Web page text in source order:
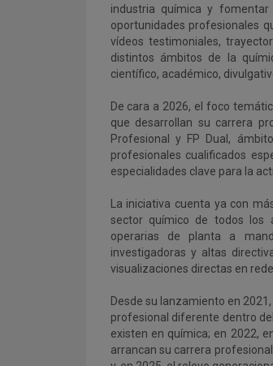
industria química y
oportunidades profesionales
vídeos testimoniales,
distintos ámbitos de la
científico, académico,
De cara a 2026, el foco
que desarrollan su carrera
Profesional y FP Dual,
profesionales cualificados
especialidades clave para la
La iniciativa cuenta ya con
sector químico de todos los
operarias de planta a
investigadoras y altas
visualizaciones directas en
Desde su lanzamiento en
profesional diferente dentro
existen en química; en 2022,
arrancan su carrera